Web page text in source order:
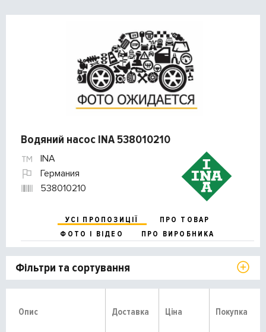
Водяний насос INA 538010210
INA
Германия
538010210
УСІ ПРОПОЗИЦІЇ
ПРО ТОВАР
ФОТО І ВІДЕО
ПРО ВИРОБНИКА
Фільтри та сортування
Опис Доставка Ціна Покупка